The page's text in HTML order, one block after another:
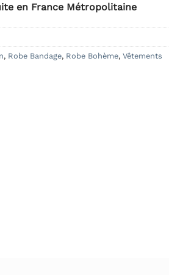
en France Métropolitaine
, Robe Bandage, Robe Bohème, Vêtements